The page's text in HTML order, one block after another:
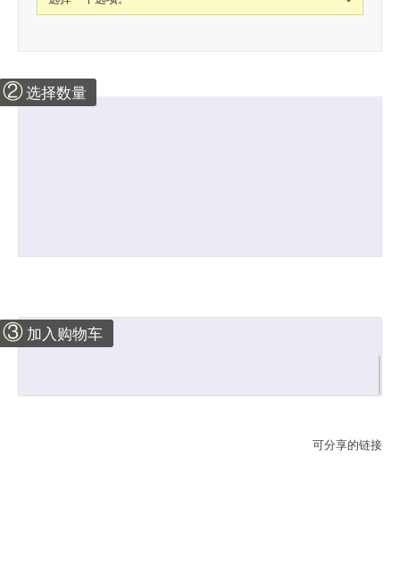
②选择数量
③ 加入购物车
可分享的链接